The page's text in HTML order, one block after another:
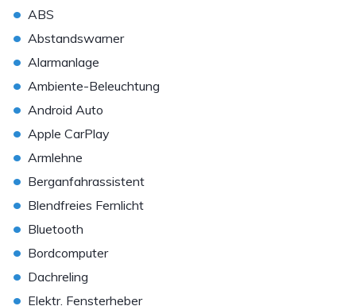
• ABS
• Abstandswarner
• Alarmanlage
• Ambiente-Beleuchtung
• Android Auto
• Apple CarPlay
• Armlehne
• Berganfahrassistent
• Blendfreies Fernlicht
• Bluetooth
• Bordcomputer
• Dachreling
• Elektr. Fensterheber